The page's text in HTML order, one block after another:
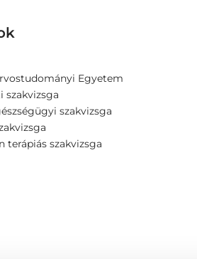
Egyetem
szakvizsga
szakvizsga
terápiás szakvizsga